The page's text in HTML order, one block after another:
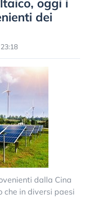
oggi i
dei
dalla Cina
che in diversi paesi